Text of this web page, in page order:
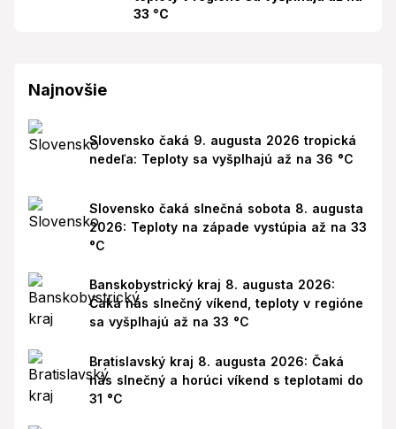
33 °C
Najnovšie
Slovensko čaká 9. augusta 2026 tropická
nedeľa: Teploty sa vyšplhajú až na 36 °C
Slovensko čaká slnečná sobota 8. augusta
2026: Teploty na západe vystúpia až na 33
°C
Banskobystrický kraj 8. augusta 2026:
Čaká nás slnečný víkend, teploty v regióne
sa vyšplhajú až na 33 °C
Bratislavský kraj 8. augusta 2026: Čaká
nás slnečný a horúci víkend s teplotami do
31 °C